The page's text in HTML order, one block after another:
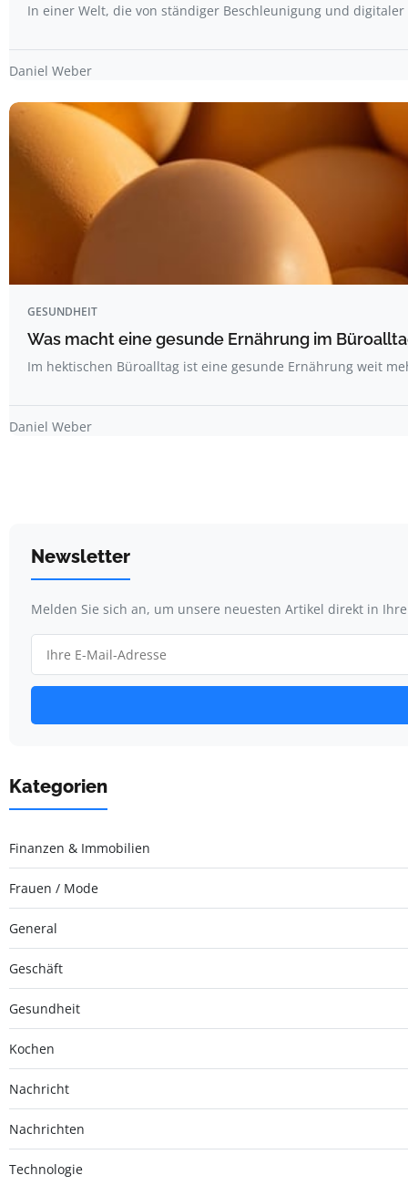
In einer Welt, die von ständiger Beschleunigung und
Daniel Weber
GESUNDHEIT
Was macht eine gesunde Ernährung im
Im hektischen Büroalltag ist eine gesunde Ernährung weit
Daniel Weber
Newsletter
Melden Sie sich an, um unsere neuesten Artikel direkt in
Kategorien
Finanzen & Immobilien
Frauen / Mode
General
Geschäft
Gesundheit
Kochen
Nachricht
Nachrichten
Technologie